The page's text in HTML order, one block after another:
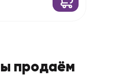
продаём